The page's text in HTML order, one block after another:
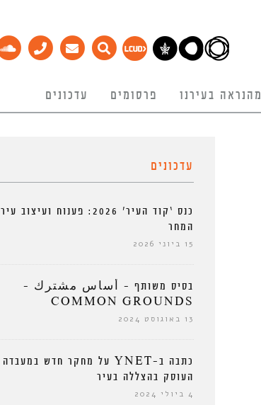
מהנראה בעירנו פרסומים עדכונים
עדכונים
כנס ‘קוד העיר’ 2026: פענוח ועיצוב עיר
המחר
15 ביוני 2026
בסיס משותף – أساس مشترك –
COMMON GROUNDS
13 באוגוסט 2024
כתבה ב-YNET על מחקר חדש במעבדה
העוסק בהצללה בעיר
4 ביולי 2024